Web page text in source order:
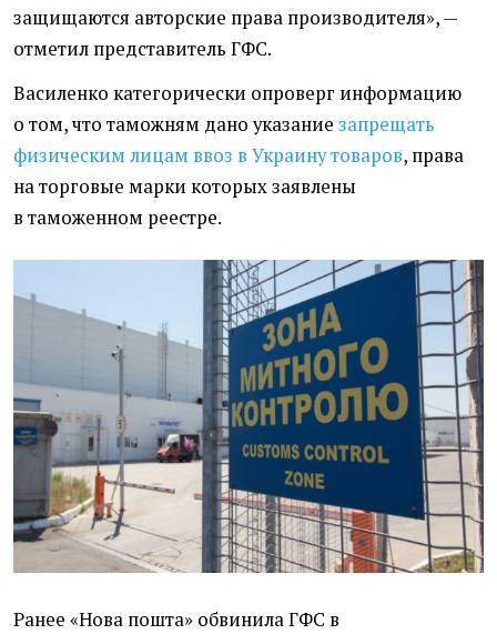
защищаются авторские права производителя», —
отметил представитель ГФС.
Василенко категорически опроверг информацию
о том, что таможням дано указание запрещать
физическим лицам ввоз в Украину товаров, права
на торговые марки которых заявлены
в таможенном реестре.
Ранее «Нова пошта» обвинила ГФС в